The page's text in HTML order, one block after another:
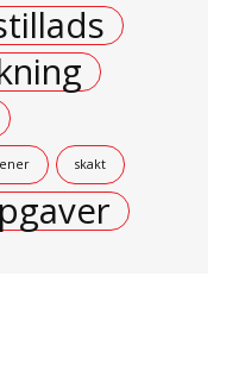
skakt